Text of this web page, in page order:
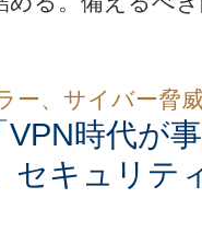
ー、サイバー脅
VPN時代が
セキュリテ